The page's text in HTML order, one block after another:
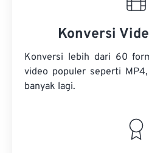
Konversi
Konversi lebih dari 60
video populer seperti MP4,
banyak lagi.